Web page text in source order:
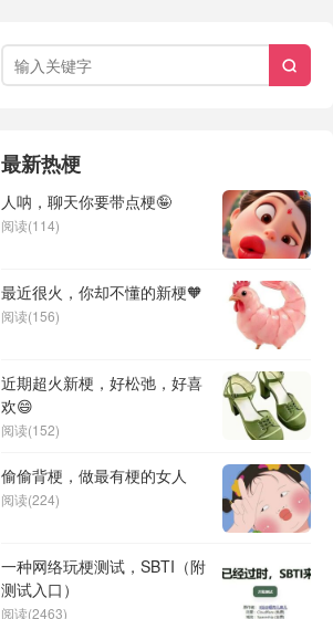

最新热梗
人呐，聊天你要带点梗🤪
阅读(114)
最近很火，你却不懂的新梗🧡
阅读(156)
近期超火新梗，好松弛，好喜
欢😄
阅读(152)
偷偷背梗，做最有梗的女人
阅读(224)
一种网络玩梗测试，SBTI（附
测试入口）
阅读(2463)